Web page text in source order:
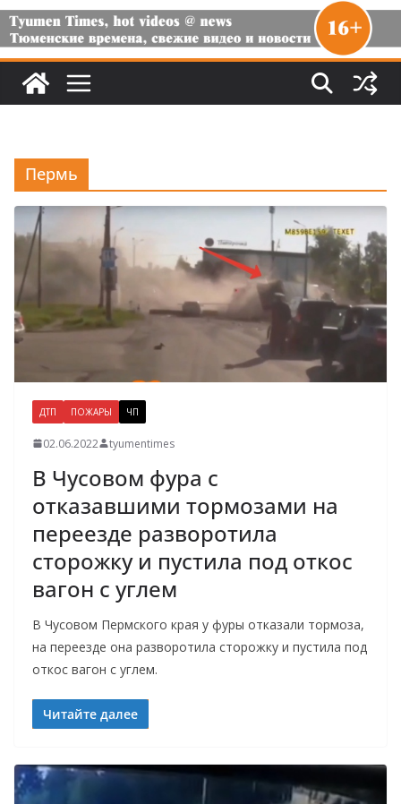
Пермь
ДТП ПОЖАРЫ ЧП
02.06.2022 tyumentimes
В Чусовом фура с
отказавшими тормозами на
переезде разворотила
сторожку и пустила под откос
вагон с углем
В Чусовом Пермского края у фуры отказали тормоза,
на переезде она разворотила сторожку и пустила под
откос вагон с углем.
Читайте далее